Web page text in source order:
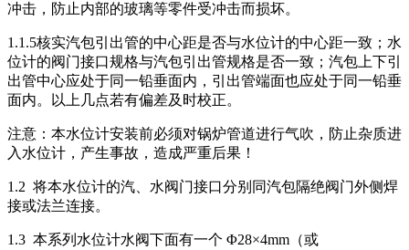
冲击，防止内部的玻璃等零件受冲击而损坏。
1.1.5核实汽包引出管的中心距是否与水位计的中心距一致；水
位计的阀门接口规格与汽包引出管规格是否一致；汽包上下引
出管中心应处于同一铅垂面内，引出管端面也应处于同一铅垂
面内。以上几点若有偏差及时校正。
注意：本水位计安装前必须对锅炉管道进行气吹，防止杂质进
入水位计，产生事故，造成严重后果！
1.2 将本水位计的汽、水阀门接口分别同汽包隔绝阀门外侧焊
接或法兰连接。
1.3 本系列水位计水阀下面有一个 Φ28×4mm（或